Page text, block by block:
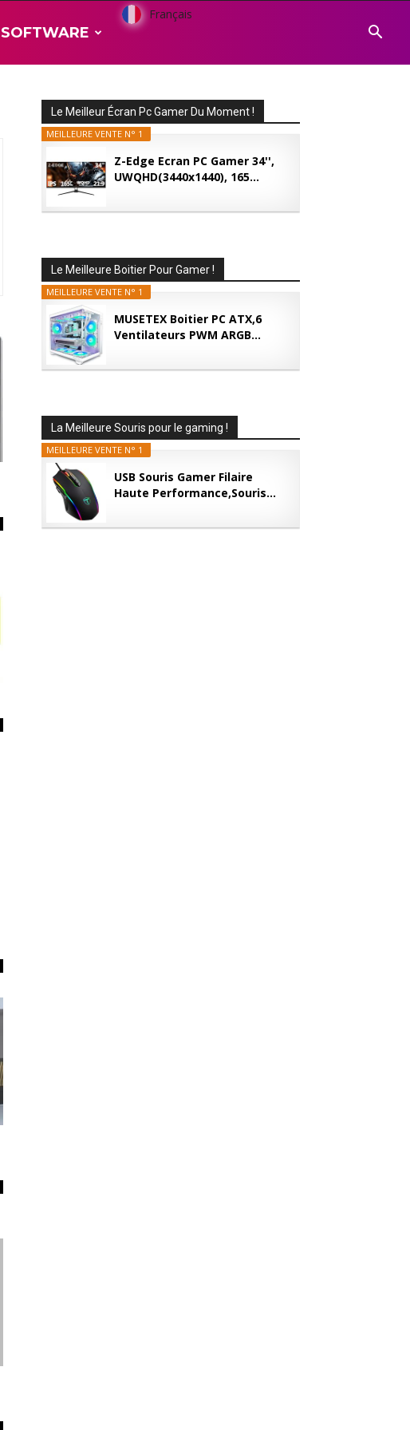
SOFTWARE
Français
Le Meilleur Écran Pc Gamer Du Moment !
MEILLEURE VENTE N° 1
Z-Edge Ecran PC Gamer 34'',
UWQHD(3440x1440), 165...
Le Meilleure Boitier Pour Gamer !
MEILLEURE VENTE N° 1
MUSETEX Boitier PC ATX,6
Ventilateurs PWM ARGB...
La Meilleure Souris pour le gaming !
MEILLEURE VENTE N° 1
USB Souris Gamer Filaire
Haute Performance,Souris...